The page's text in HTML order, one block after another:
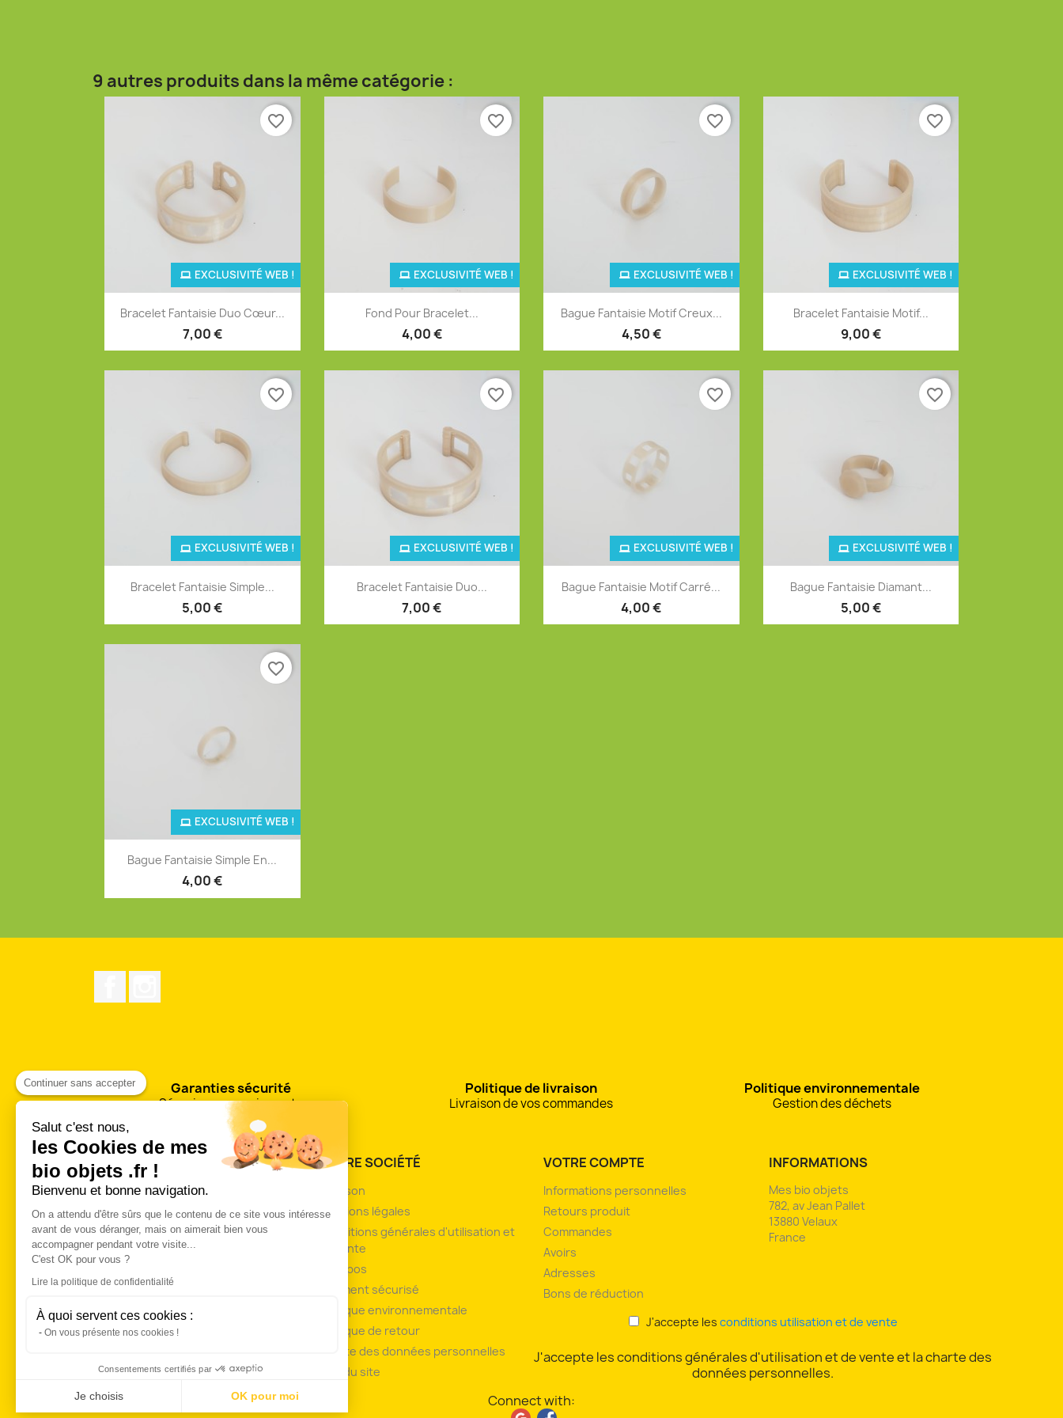
9 autres produits dans la même catégorie :
Aperçu rapide
Bracelet Fantaisie Duo Cœur...
7,00 €
EXCLUSIVITÉ WEB !
favorite_border
Aperçu rapide
Fond Pour Bracelet...
4,00 €
EXCLUSIVITÉ WEB !
favorite_border
Aperçu rapide
Bague Fantaisie Motif Creux...
4,50 €
EXCLUSIVITÉ WEB !
favorite_border
Aperçu rapide
Bracelet Fantaisie Motif...
9,00 €
EXCLUSIVITÉ WEB !
favorite_border
Aperçu rapide
Bracelet Fantaisie Simple...
5,00 €
EXCLUSIVITÉ WEB !
favorite_border
Aperçu rapide
Bracelet Fantaisie Duo...
7,00 €
EXCLUSIVITÉ WEB !
favorite_border
Aperçu rapide
Bague Fantaisie Motif Carré...
4,00 €
EXCLUSIVITÉ WEB !
favorite_border
 Aperçu rapide
Bague Fantaisie Diamant...
5,00 €
EXCLUSIVITÉ WEB !
favorite_border
Aperçu rapide
Bague Fantaisie Simple En...
4,00 €
EXCLUSIVITÉ WEB !
favorite_border
Garanties sécurité
Sécurisez vos paiements
Politique de livraison
Livraison de vos commandes
Politique environnementale
Gestion des déchets
PRODUITS
Quelle taille pour mes bio bijoux?
Matières de base
Concept bracelet duo
Remises commerciales
Meilleures ventes
NOTRE SOCIÉTÉ
Livraison
Mentions légales
Conditions générales d'utilisation et
de vente
A propos
Paiement sécurisé
Politique environnementale
Politique de retour
Charte des données personnelles
Plan du site
VOTRE COMPTE
Informations personnelles
Retours produit
Commandes
Avoirs
Adresses
Bons de réduction
INFORMATIONS
Mes bio objets
782, av Jean Pallet
13880 Velaux
France
J'accepte les conditions utilisation et de vente
J'accepte les conditions générales d'utilisation et de vente et la charte des
données personnelles.
Connect with:
Continuer sans accepter
Salut c'est nous,
les Cookies de mes
bio objets .fr !
Bienvenu et bonne navigation.
On a attendu d'être sûrs que le contenu de ce site vous intéresse
avant de vous déranger, mais on aimerait bien vous
accompagner pendant votre visite...
C'est OK pour vous ?
Lire la politique de confidentialité
À quoi servent ces cookies :
On vous présente nos cookies !
Consentements certifiés par
Je choisis OK pour moi